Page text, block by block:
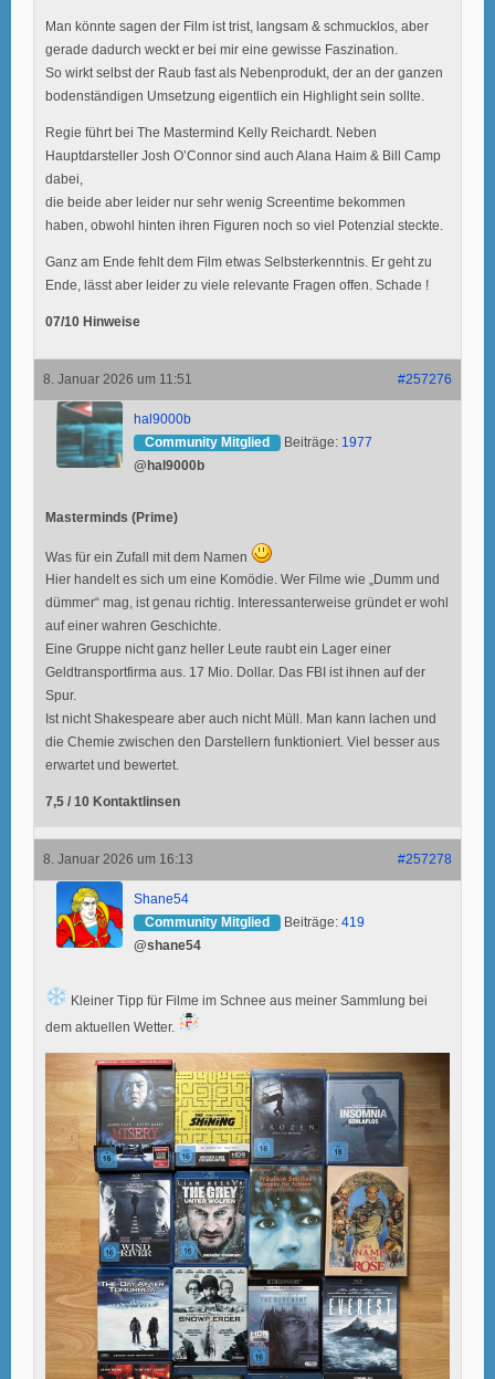
Man könnte sagen der Film ist trist, langsam & schmucklos, aber
gerade dadurch weckt er bei mir eine gewisse Faszination.
So wirkt selbst der Raub fast als Nebenprodukt, der an der ganzen
bodenständigen Umsetzung eigentlich ein Highlight sein sollte.
Regie führt bei The Mastermind Kelly Reichardt. Neben
Hauptdarsteller Josh O’Connor sind auch Alana Haim & Bill Camp
dabei,
die beide aber leider nur sehr wenig Screentime bekommen
haben, obwohl hinten ihren Figuren noch so viel Potenzial steckte.
Ganz am Ende fehlt dem Film etwas Selbsterkenntnis. Er geht zu
Ende, lässt aber leider zu viele relevante Fragen offen. Schade !
07/10 Hinweise
8. Januar 2026 um 11:51 #257276
hal9000b
Community Mitglied
Beiträge: 1977
@hal9000b
Masterminds (Prime)
Was für ein Zufall mit dem Namen
Hier handelt es sich um eine Komödie. Wer Filme wie „Dumm und
dümmer“ mag, ist genau richtig. Interessanterweise gründet er wohl
auf einer wahren Geschichte.
Eine Gruppe nicht ganz heller Leute raubt ein Lager einer
Geldtransportfirma aus. 17 Mio. Dollar. Das FBI ist ihnen auf der
Spur.
Ist nicht Shakespeare aber auch nicht Müll. Man kann lachen und
die Chemie zwischen den Darstellern funktioniert. Viel besser aus
erwartet und bewertet.
7,5 / 10 Kontaktlinsen
8. Januar 2026 um 16:13 #257278
Shane54
Community Mitglied
Beiträge: 419
@shane54
Kleiner Tipp für Filme im Schnee aus meiner Sammlung bei
dem aktuellen Wetter.